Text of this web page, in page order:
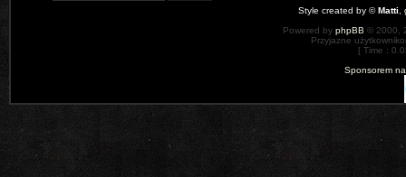
Style created by ©Matti
Powered by phpBB © 2000,
Przyjazne
[ Time :
Sponsorem